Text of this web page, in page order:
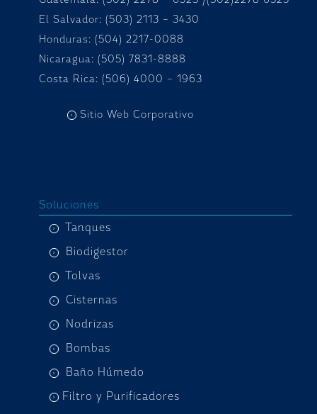
El Salvador: (503) 2113 – 3430
Honduras: (504) 2217-0088
Nicaragua: (505) 7831-8888
Costa Rica: (506) 4000 – 1963
Sitio Web Corporativo
Soluciones
Tanques
Biodigestor
Tolvas
Cisternas
Nodrizas
Bombas
Baño Húmedo
Filtro y Purificadores